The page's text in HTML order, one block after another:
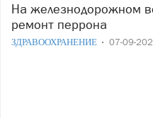
На железнодорожном вокзале Няндомы начался
ремонт перрона
ЗДРАВООХРАНЕНИЕ 07-09-